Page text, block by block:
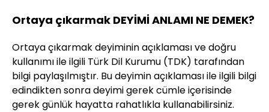
Ortaya çıkarmak DEYİMİ ANLAMI NE DEMEK?
Ortaya çıkarmak deyiminin açıklaması ve doğru
kullanımı ile ilgili Türk Dil Kurumu (TDK) tarafından
bilgi paylaşılmıştır. Bu deyimin açıklaması ile ilgili bilgi
edindikten sonra deyimi gerek cümle içerisinde
gerek günlük hayatta rahatlıkla kullanabilirsiniz.